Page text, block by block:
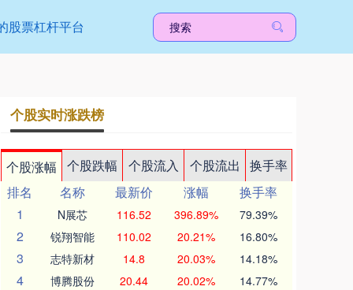
股票杠杆平台
个股实时涨跌榜
个股涨幅 个股跌幅 个股流入 个股流出
换手率
排名
名称 最新价 涨幅
换手率
1
N展芯 116.52 396.89% 79.39%
2 锐翔智能 110.02 20.21% 16.80%
3 志特新材 14.8 20.03% 14.18%
4 博腾股份 20.44 20.02% 14.77%